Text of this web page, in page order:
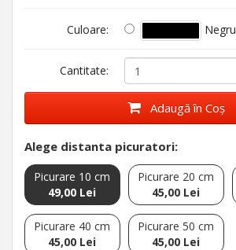
Culoare: Negru
Cantitate:
Adaugă în Coş
Alege distanta picuratori:
Picurare 10 cm
49,00 Lei
Picurare 20 cm
45,00 Lei
Picurare 40 cm
45,00 Lei
Picurare 50 cm
45,00 Lei